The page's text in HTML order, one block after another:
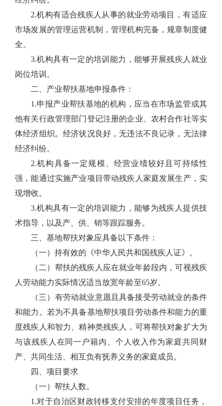
2.机构有适合残疾人从事的就业劳动项目，有适应
市场发展的管理运营机制，管理机构完备，规章制度健
全。
3.机构具有一定的培训能力，能够开展残疾人就业
岗位培训。
二、产业帮扶基地申报条件：
1.申报产业帮扶基地的机构，应当在市场监管或其
他有关行政管理部门登记注册的企业、农村合作社等实
体经济组织。经济状况良好，无违法不良记录，无法律
经济纠纷。
2.机构具备一定规模、经营业绩较好且可持续性
强，能通过实施产业项目带动残疾人家庭发展生产，实
现增收。
3.机构具有一定的培训能力，能够为残疾人提供技
术指导，以及产、供、销等跟踪服务。
三、基地帮扶对象应具备以下条件：
（一）持有效的《中华人民共和国残疾人证》。
（二）帮扶的残疾人应在就业年龄段内，可视残疾
人劳动能力实际情况适当放宽年龄至65岁。
（三）有劳动就业意愿且具备接受劳动就业的条件
和能力。若为不具备基地帮扶项目劳动条件和能力的重
度残疾人和智力、精神类残疾人，可将帮扶对象扩大为
与该残疾人在同一户籍内、个人收入作为家庭共同财
产、共同生活、相互负有抚养义务的家庭成员。
四、项目要求
（一）帮扶人数。
1.对于自治区财政转移支付安排的年度项目任务，